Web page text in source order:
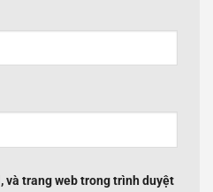
và trang web trong trình duyệt